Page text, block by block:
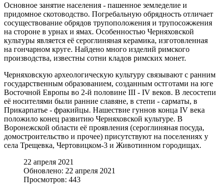
Основное занятие населения - пашенное земледелие и
придомное скотоводство. Погребальную обрядность отличает
сосуществование обрядов трупоположения и трупосожжения
на стороне в урнах и ямах. Особенностью Черняховской
культуры является её сероглиняная керамика, изготовленная
на гончарном круге. Найдено много изделий римского
производства, известны сотни кладов римских монет.
Черняховскую археологическую культуру связывают с ранним
государственным образованием, созданным остготами на юге
Восточной Европы во 2-й половине III - IV веков. В лесостепи
её носителями были ранние славяне, в степи - сарматы, в
Прикарпатье - фракийцы. Нашествие гуннов конца IV века
положило конец развитию Черняховской культуре. В
Воронежской области её проявления (сероглиняная посуда,
домостроительство и прочее) присутствуют на поселениях у
села Трещевка, Чертовицком-3 и Животинном городищах.
22 апреля 2021
Обновлено: 22 апреля 2021
Просмотров: 443